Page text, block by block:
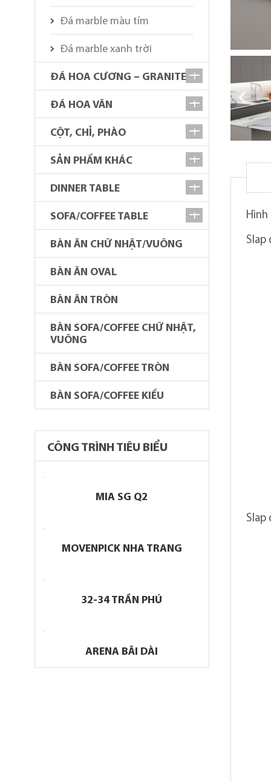
Hình
Slap
Slap
Đá marble màu tím
Đá marble xanh trời
ĐÁ HOA CƯƠNG – GRANITE
ĐÁ HOA VĂN
CỘT, CHỈ, PHÀO
SẢN PHẨM KHÁC
DINNER TABLE
SOFA/COFFEE TABLE
BÀN ĂN CHỮ NHẬT/VUÔNG
BÀN ĂN OVAL
BÀN ĂN TRÒN
BÀN SOFA/COFFEE CHỮ NHẬT,
VUÔNG
BÀN SOFA/COFFEE TRÒN
BÀN SOFA/COFFEE KIỂU
CÔNG TRÌNH TIÊU BIỂU
MIA SG Q2
MOVENPICK NHA TRANG
32-34 TRẦN PHÚ
ARENA BÃI DÀI